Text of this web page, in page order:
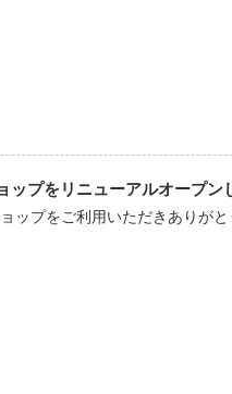
ップをリニューアルオープン
ップをご利用いただきありが